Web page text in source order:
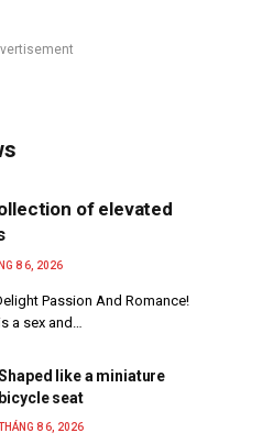
of elevated
8 6, 2026
Passion And Romance!
a sex and…
like a miniature
bicycle seat
8 6, 2026